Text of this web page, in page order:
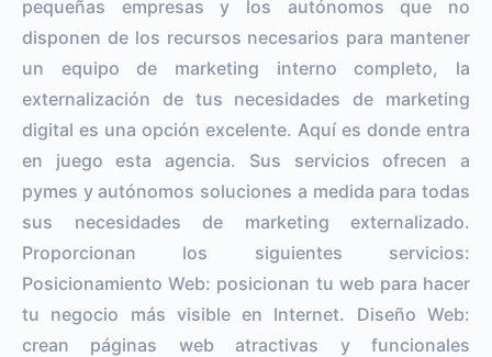
pequeñas empresas y los autónomos que no
disponen de los recursos necesarios para mantener
un equipo de marketing interno completo, la
externalización de tus necesidades de marketing
digital es una opción excelente. Aquí es donde entra
en juego esta agencia. Sus servicios ofrecen a
pymes y autónomos soluciones a medida para todas
sus necesidades de marketing externalizado.
Proporcionan los siguientes servicios:
Posicionamiento Web: posicionan tu web para hacer
tu negocio más visible en Internet. Diseño Web:
crean páginas web atractivas y funcionales